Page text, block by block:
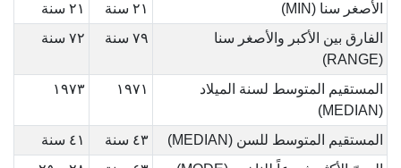
الأصغر سنا (MIN)
٢١ سنة
٢١ سنة
الفارق بين الأكبر والأصغر سنا
(RANGE)
٧٩ سنة ٧٢ سنة
المستقيم المتوسط لسنة الميلاد
(MEDIAN)
١٩٧١ ١٩٧٣
المستقيم المتوسط للسن (MEDIAN) ٤٣ سنة
٤١ سنة